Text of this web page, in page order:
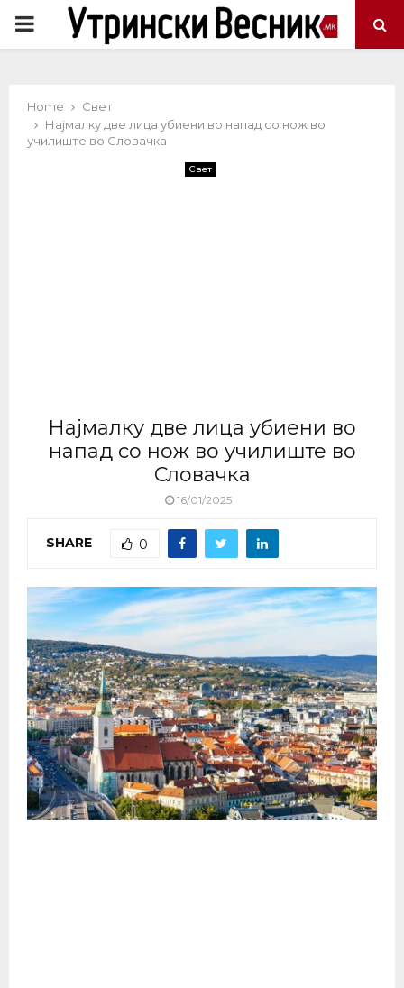
PRIMARY
Home
Свет
Најмалку две лица убиени во напад со нож во
училиште во Словачка
Свет
Најмалку две лица убиени во
напад со нож во училиште во
Словачка
16/01/2025
SHARE 0